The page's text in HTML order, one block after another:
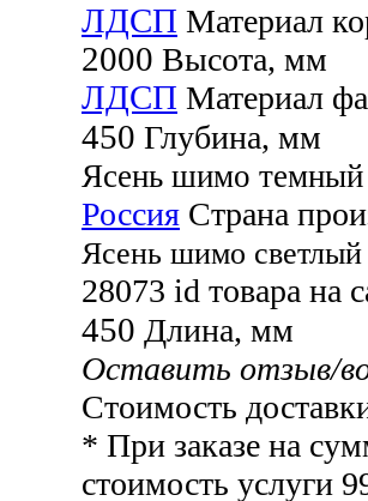
ЛДСП Материал
2000 Высота, мм
ЛДСП Материал
450 Глубина, мм
Ясень шимо темный
Россия Страна
Ясень шимо светлый
28073 id товара на
450 Длина, мм
Оставить отзыв/
Стоимость
* При заказе на
стоимость услуги